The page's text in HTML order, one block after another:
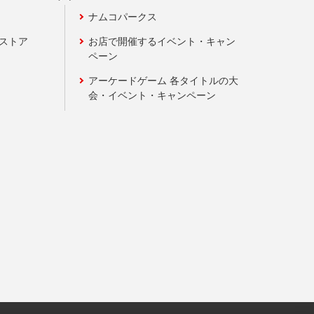
トア
ナムコパークス
お店で開催するイベント・キャン
ペーン
アーケードゲーム 各タイトルの大
会・イベント・キャンペーン